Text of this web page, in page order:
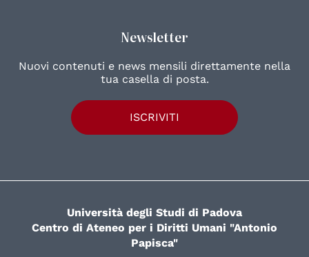
Newsletter
Nuovi contenuti e news mensili direttamente nella
tua casella di posta.
ISCRIVITI
Università degli Studi di Padova
Centro di Ateneo per i Diritti Umani "Antonio
Papisca"